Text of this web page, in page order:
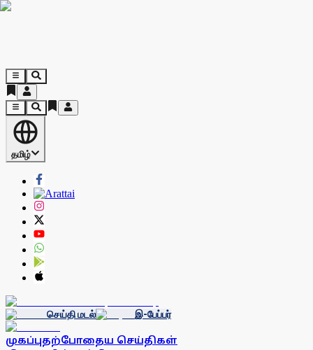
தமிழ்
செய்தி மடல் இ-பேப்பர்
முகப்புதற்போதைய செய்திகள்